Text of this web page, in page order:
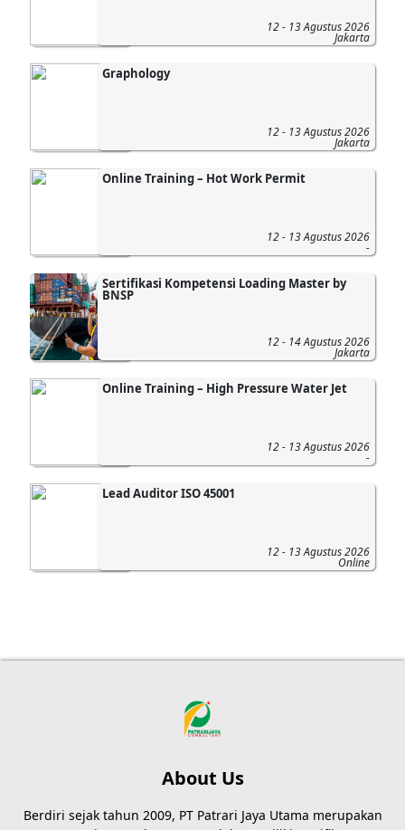
12 - 13 Agustus 2026
Jakarta
Graphology
12 - 13 Agustus 2026
Jakarta
Online Training – Hot Work Permit
12 - 13 Agustus 2026
-
Sertifikasi Kompetensi Loading Master by
BNSP
12 - 14 Agustus 2026
Jakarta
Online Training – High Pressure Water Jet
12 - 13 Agustus 2026
-
Lead Auditor ISO 45001
12 - 13 Agustus 2026
Online
About Us
Berdiri sejak tahun 2009, PT Patrari Jaya Utama merupakan